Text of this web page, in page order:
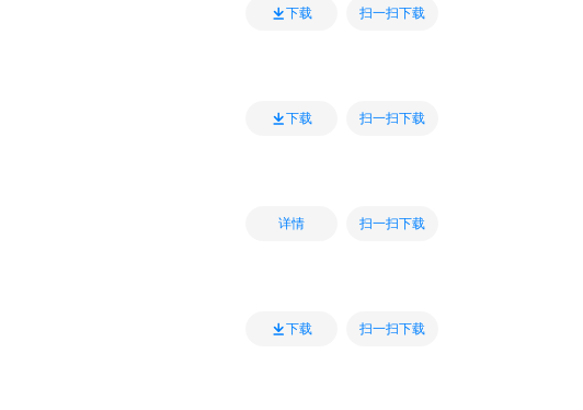
下载 扫一扫下载
下载 扫一扫下载
详情 扫一扫下载
下载 扫一扫下载